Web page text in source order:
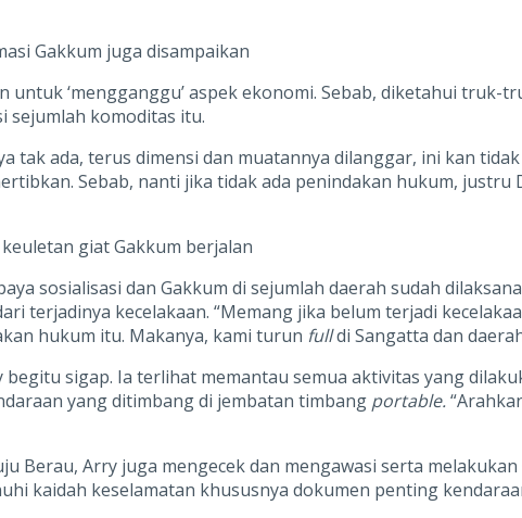
Gakkum juga disampaikan
untuk ‘mengganggu’ aspek ekonomi. Sebab, diketahui
sejumlah komoditas itu.
tak ada, terus dimensi dan muatannya dilanggar, ini kan
Sebab, nanti jika tidak ada penindakan hukum, justru
giat Gakkum berjalan
sosialisasi dan Gakkum di sejumlah daerah sudah
terjadinya kecelakaan. “Memang jika belum terjadi
hukum itu. Makanya, kami turun fulldi Sangatta dan
begitu sigap. Ia terlihat memantau semua aktivitas yang
yang ditimbang di jembatan timbang portable.
Berau, Arry juga mengecek dan mengawasi serta
kaidah keselamatan khususnya dokumen penting